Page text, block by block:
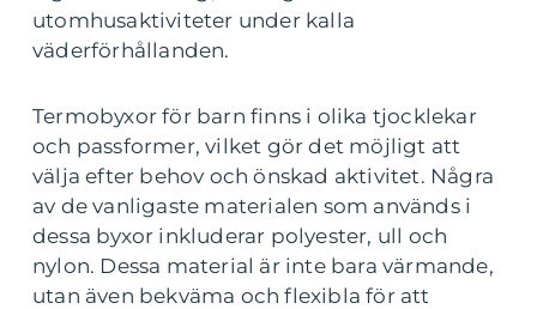
utomhusaktiviteter under kalla
väderförhållanden.
Termobyxor för barn finns i olika tjocklekar
och passformer, vilket gör det möjligt att
välja efter behov och önskad aktivitet. Några
av de vanligaste materialen som används i
dessa byxor inkluderar polyester, ull och
nylon. Dessa material är inte bara värmande,
utan även bekväma och flexibla för att